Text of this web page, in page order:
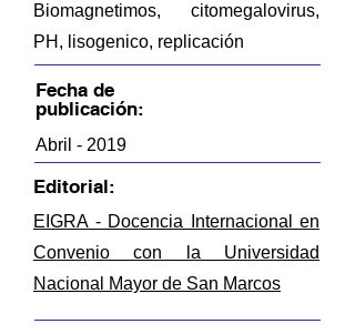
Biomagnetimos, citomegalovirus,
PH, lisogenico, replicación
Fecha de
publicación:
Abril - 2019
Editorial:
EIGRA - Docencia Internacional en
Convenio con la Universidad
Nacional Mayor de San Marcos